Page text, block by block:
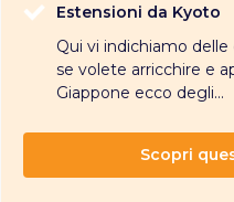
Estensioni da Kyoto
Qui vi indichiamo
se volete arricchire e
Giappone ecco degli...
Scopri